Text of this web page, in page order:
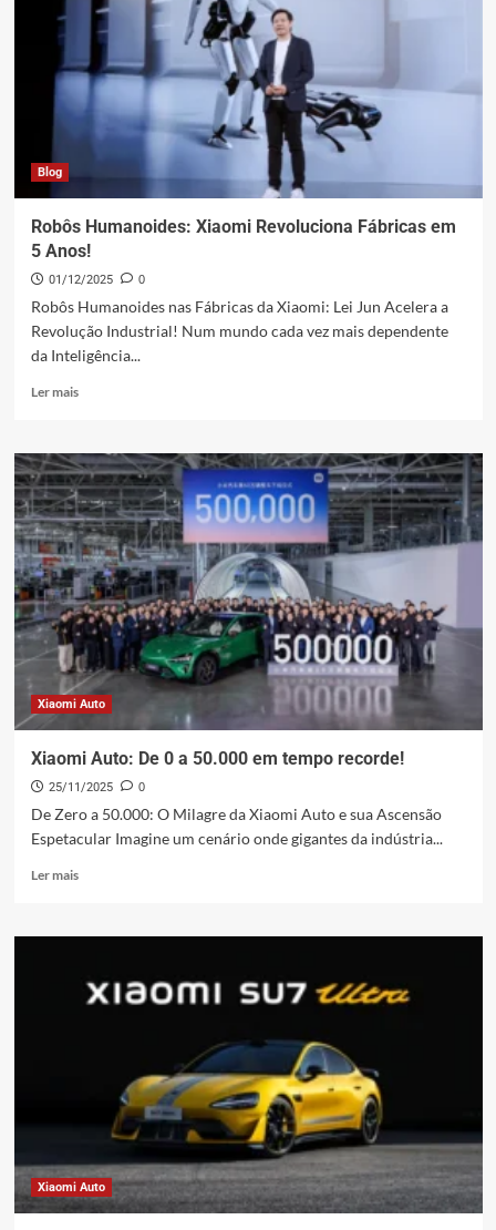
Gigante
Global
Tech
Blog
Robôs Humanoides: Xiaomi Revoluciona Fábricas em
5 Anos!
01/12/2025 0
Robôs Humanoides nas Fábricas da Xiaomi: Lei Jun Acelera a
Revolução Industrial! Num mundo cada vez mais dependente
da Inteligência...
Ler maisLeia
Robôs
Humanoides:
Xiaomi
Revoluciona
Fábricas
em
5
Anos!
Xiaomi Auto
Xiaomi Auto: De 0 a 50.000 em tempo recorde!
25/11/2025 0
De Zero a 50.000: O Milagre da Xiaomi Auto e sua Ascensão
Espetacular Imagine um cenário onde gigantes da indústria...
Ler maisLeia
Xiaomi
De
recorde!
Xiaomi Auto